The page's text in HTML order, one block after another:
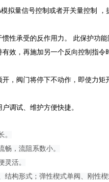
拟量信号控制或者开关量控制
性承受的反作用力。 此保护功
效，再施加另一个反向控制指
，阀门将停下不动作，即使力
调试、维护方便快捷。
。
畅，流阻系数小。
灵活。
构形式；弹性楔式单阀、刚性楔